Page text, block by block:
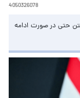
4050326078
حتی در صورت ادامه